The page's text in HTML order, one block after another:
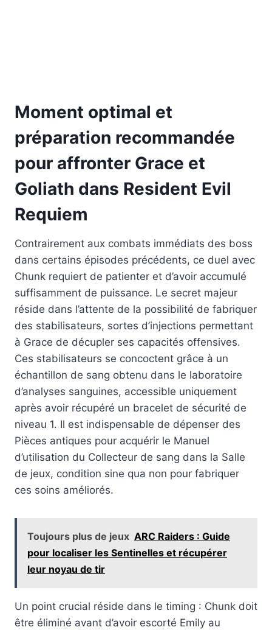
Moment optimal et
préparation recommandée
pour affronter Grace et
Goliath dans Resident Evil
Requiem
Contrairement aux combats immédiats des boss
dans certains épisodes précédents, ce duel avec
Chunk requiert de patienter et d’avoir accumulé
suffisamment de puissance. Le secret majeur
réside dans l’attente de la possibilité de fabriquer
des stabilisateurs, sortes d’injections permettant
à Grace de décupler ses capacités offensives.
Ces stabilisateurs se concoctent grâce à un
échantillon de sang obtenu dans le laboratoire
d’analyses sanguines, accessible uniquement
après avoir récupéré un bracelet de sécurité de
niveau 1. Il est indispensable de dépenser des
Pièces antiques pour acquérir le Manuel
d’utilisation du Collecteur de sang dans la Salle
de jeux, condition sine qua non pour fabriquer
ces soins améliorés.
Toujours plus de jeux ARC Raiders : Guide
pour localiser les Sentinelles et récupérer
leur noyau de tir
Un point crucial réside dans le timing : Chunk doit
être éliminé avant d’avoir escorté Emily au